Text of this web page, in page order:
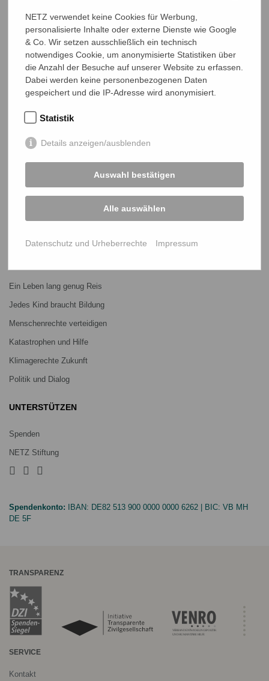
NETZ Partnerschaft für Entwicklung und Gerechtigkeit e.V.
Marktlaubenstraße 9
35390 Gießen
netz@bangladesch.org
START
Projekte
Ein Leben lang genug Reis
Jedes Kind braucht Bildung
Menschenrechte verteidigen
Katastrophen und Hilfe
Klimagerechte Zukunft
Politik und Dialog
UNTERSTÜTZEN
Spenden
NETZ Stiftung
Spendenkonto: IBAN: DE82 513 900 0000 0000 6262 | BIC: VB MH
DE 5F
TRANSPARENZ
SERVICE
Kontakt
NETZ verwendet keine Cookies für Werbung,
personalisierte Inhalte oder externe Dienste wie Google
& Co. Wir setzen ausschließlich ein technisch
notwendiges Cookie, um anonymisierte Statistiken über
die Anzahl der Besuche auf unserer Website zu erfassen.
Dabei werden keine personenbezogenen Daten
gespeichert und die IP-Adresse wird anonymisiert.
Statistik
Details anzeigen/ausblenden
Auswahl bestätigen
Alle auswählen
Datenschutz und Urheberrechte Impressum